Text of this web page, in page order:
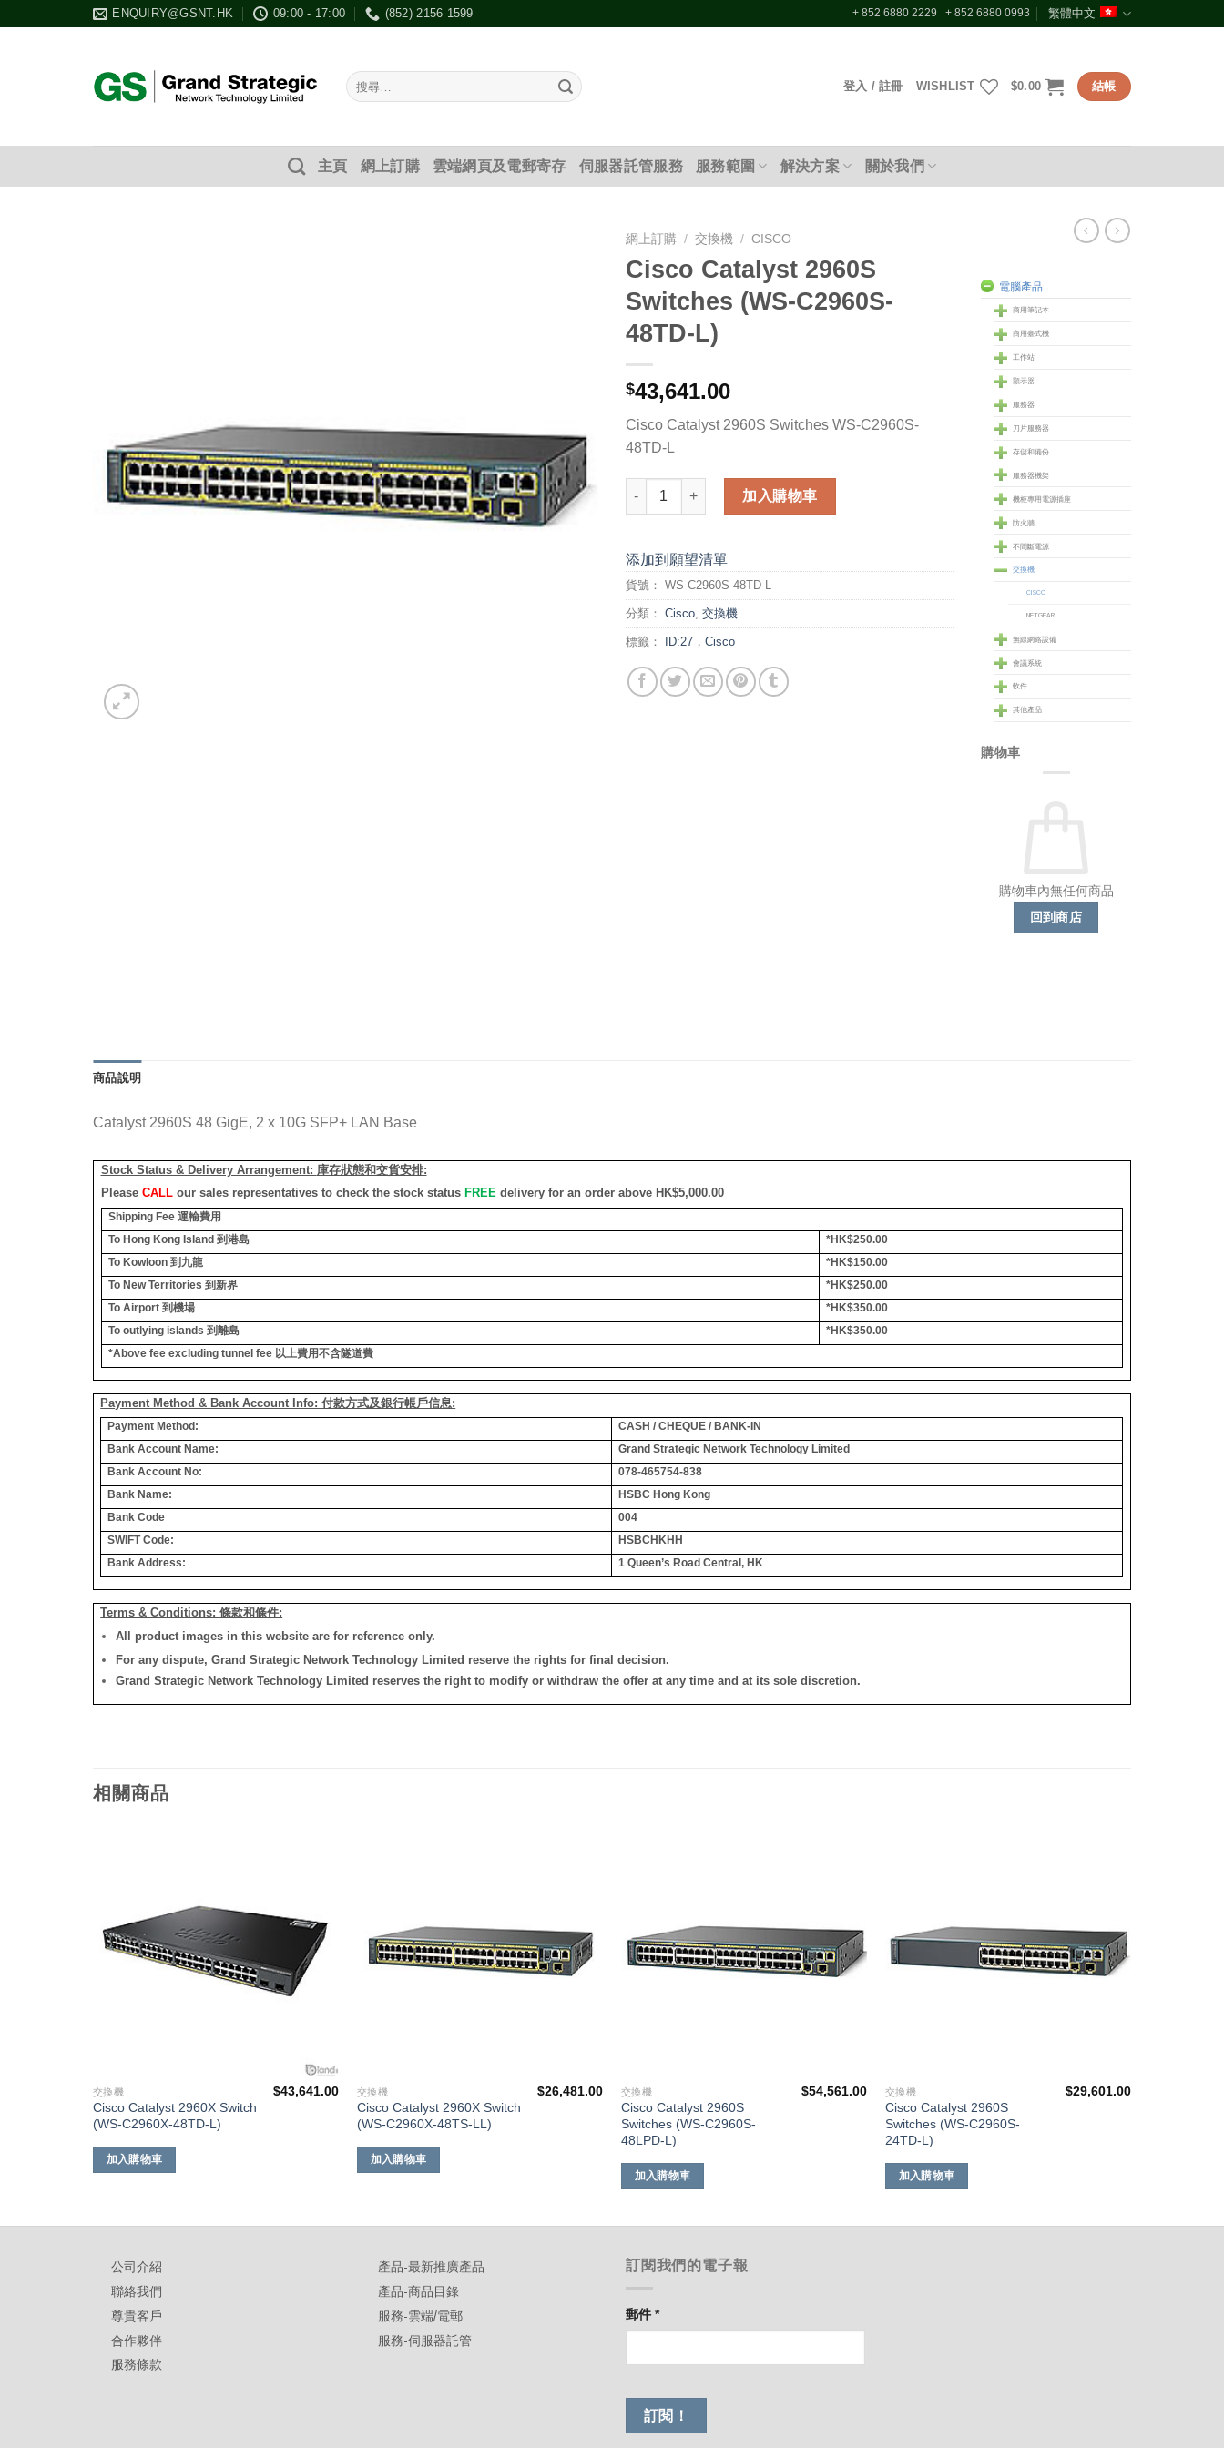
ENQUIRY@GSNT.HK 09:00 - 17:00 (852) 2156 1599 + 852 6880 2229 + 852 6880 0993 繁體中文
搜
尋：
登入 / 註冊 WISHLIST $0.00 結帳
主頁 網上訂購 雲端網頁及電郵寄存 伺服器託管服務 服務範圍 解決方案 關於我們
網上訂購 / 交換機 / CISCO
Cisco Catalyst 2960S
Switches (WS-C2960S-
48TD-L)
$43,641.00
Cisco Catalyst 2960S Switches WS-C2960S-
48TD-L
Cisco Catalyst 2960S Switches (WS-C2960S-48TD-L) 數量
加入購物車
添加到願望清單
貨號： WS-C2960S-48TD-L
分類： Cisco 交換機
標籤： ID:27，Cisco
電腦產品
商用筆記本
商用臺式機
工作站
顥示器
服務器
刀片服務器
存儲和備份
服務器機架
機柜專用電源插座
防火牆
不間斷電源
交換機
CISCO
NETGEAR
無線網絡設備
會議系統
軟件
其他產品
購物車
購物車內無任何商品
回到商店
商品說明
Catalyst 2960S 48 GigE, 2 x 10G SFP+ LAN Base
Stock Status & Delivery Arrangement: 庫存狀態和交貨安排:
Please CALLour sales representatives to check the stock status FREEdelivery for an order above HK$5,000.00
Shipping Fee 運輸費用
To Hong Kong Island 到港島
*HK$250.00
To Kowloon 到九龍
*HK$150.00
To New Territories 到新界
*HK$250.00
To Airport 到機場
*HK$350.00
To outlying islands 到離島
*HK$350.00
*Above fee excluding tunnel fee 以上費用不含隧道費
Payment Method & Bank Account Info: 付款方式及銀行帳戶信息:
Payment Method:
CASH / CHEQUE / BANK-IN
Bank Account Name:
Grand Strategic Network Technology Limited
Bank Account No:
078-465754-838
Bank Name:
HSBC Hong Kong
Bank Code
004
SWIFT Code:
HSBCHKHH
Bank Address:
1 Queen’s Road Central, HK
Terms & Conditions: 條款和條件:
All product images in this website are for reference only.
For any dispute, Grand Strategic Network Technology Limited reserve the rights for final decision.
Grand Strategic Network Technology Limited reserves the right to modify or withdraw the offer at any time and at its sole discretion.
相關商品
交換機
Cisco Catalyst 2960X Switch
(WS-C2960X-48TD-L)
$43,641.00
加入購物車
交換機
Cisco Catalyst 2960X Switch
(WS-C2960X-48TS-LL)
$26,481.00
加入購物車
交換機
Cisco Catalyst 2960S
Switches (WS-C2960S-
48LPD-L)
$54,561.00
加入購物車
交換機
Cisco Catalyst 2960S
Switches (WS-C2960S-
24TD-L)
$29,601.00
加入購物車
公司介紹
聯絡我們
尊貴客戶
合作夥伴
服務條款
產品-最新推廣產品
產品-商品目錄
服務-雲端/電郵
服務-伺服器託管
訂閱我們的電子報
郵件*